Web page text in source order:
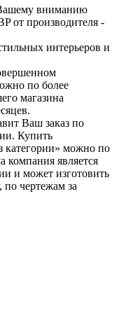
вниманию
от производителя -
интерьеров и
по более
магазина
Ваш заказ по
Купить
категории» можно по
компания является
и может изготовить
по чертежам за